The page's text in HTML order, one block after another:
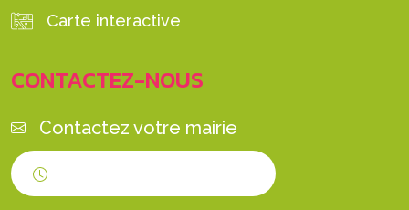
Carte interactive
CONTACTEZ-NOUS
Contactez votre mairie